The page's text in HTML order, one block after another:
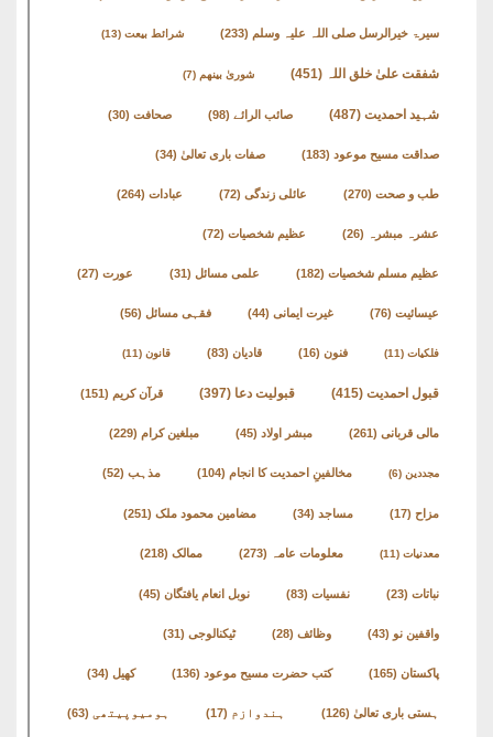
سیرۃ خیرالرسل صلی اللہ علیہ وسلم (233) شرائط بیعت (13)
شفقت علیٰ خلق اللہ (451) شوریٰ بینھم (7)
شہید احمدیت (487) صائب الرائے (98) صحافت (30)
صداقت مسیح موعود (183) صفات باری تعالیٰ (34)
طب و صحت (270) عائلی زندگی (72) عبادات (264)
عشرہ مبشرہ (26) عظیم شخصیات (72)
عظیم مسلم شخصیات (182) علمی مسائل (31) عورت (27)
عیسائیت (76) غیرت ایمانی (44) فقہی مسائل (56)
فلکیات (11) فنون (16) قادیان (83) قانون (11)
قبول احمدیت (415) قبولیت دعا (397) قرآن کریم (151)
مالی قربانی (261) مبشر اولاد (45) مبلغین کرام (229)
مجددین (6) مخالفینِ احمدیت کا انجام (104) مذہب (52)
مزاح (17) مساجد (34) مضامین محمود ملک (251)
معدنیات (11) معلومات عامہ (273) ممالک (218)
نباتات (23) نفسیات (83) نوبل انعام یافتگان (45)
واقفین نو (43) وظائف (28) ٹیکنالوجی (31)
پاکستان (165) کتب حضرت مسیح موعود (136) کھیل (34)
ہستی باری تعالیٰ (126) ہندوازم (17) ہومیوپیتھی (63)